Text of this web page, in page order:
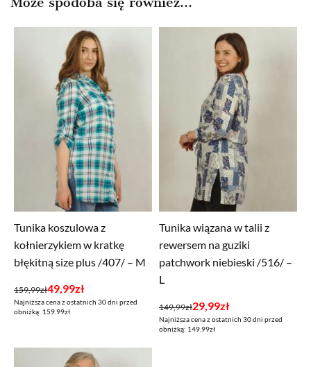
Tunika koszulowa z
kołnierzykiem w kratkę
błękitną size plus /407/ – M
159,99zł
Pierwotna
cena
49,99zł
Aktualna
cena
Najniższa cena z ostatnich 30 dni przed
obniżką: 159.99zł
Tunika wiązana w talii z
rewersem na guziki
patchwork niebieski /516/ –
L
149,99zł
Pierwotna
cena
29,99zł
Aktualna
cena
Najniższa cena z ostatnich 30 dni przed
obniżką: 149.99zł